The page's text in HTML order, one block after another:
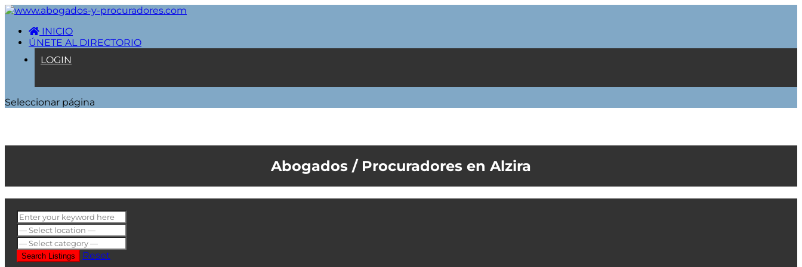
INICIO
ÚNETE AL DIRECTORIO
LOGIN
Seleccionar página
Alzira
Search Listings Reset